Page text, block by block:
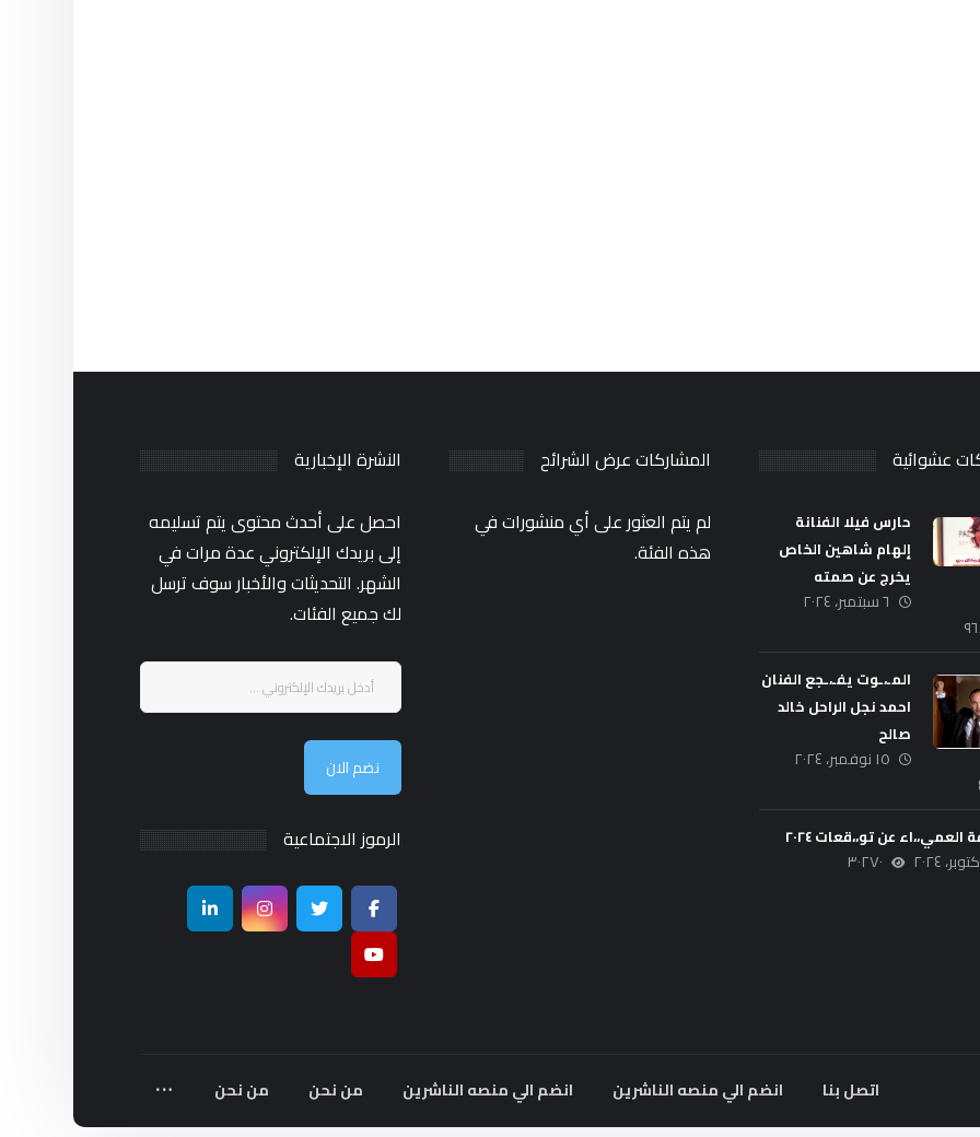
عشوائية
حارس فيلا الفنانة
إلهام شاهين الخاص
يخرج عن صمته
٦ سبتمبر، ٢٠٢٤
المـ،ـوت يفـ،ـجع الفنان
احمد نجل الراحل خالد
صالح
١٥ نوفمبر، ٢٠٢٤
العمي،،اء عن تو،،قعات ٢٠٢٤
٣٠٢٧٠
المشاركات عرض الشرائح
لم يتم العثور على أي منشورات في
هذه الفئة.
النشرة الإخبارية
احصل على أحدث محتوى يتم تسليمه
إلى بريدك الإلكتروني عدة مرات في
الشهر. التحديثات والأخبار سوف ترسل
لك جميع الفئات.
نضم الان
الرموز الاجتماعية
اتصل بنا انضم الي منصه الناشرين انضم الي منصه الناشرين من نحن من نحن